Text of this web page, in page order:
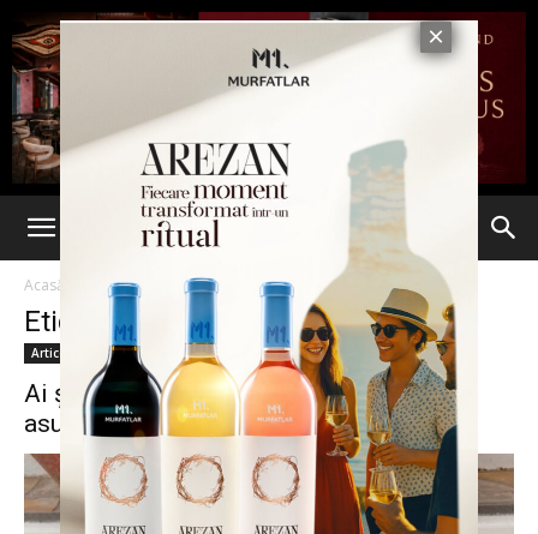
Acasă Etichete Dezavantaje
Etichetă: dezavantaje
Articole
Ai și tu astfel de papuci? Ce efecte au
asupra ta!